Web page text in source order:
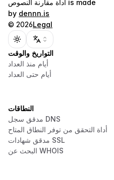
أداة مقارنة النصوص is made
by dennn.is
© 2026Legal
Toggle theme
التواريخ والوقت
أيام منذ العداد
أيام حتى العداد
النطاقات
مدقق سجل DNS
أداة التحقق من توفر النطاق المتاح
مدقق شهادات SSL
البحث عن WHOIS